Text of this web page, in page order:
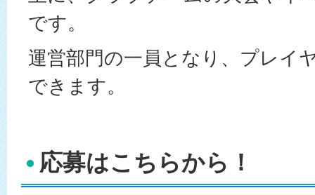
です。
運営部門の一員となり、プレイ
できます。
応募はこちらから！